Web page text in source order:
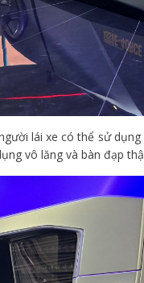
lái xe có thể sử
vô lăng và bàn đạp